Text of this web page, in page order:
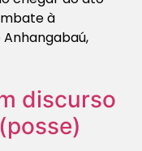
à
discurso